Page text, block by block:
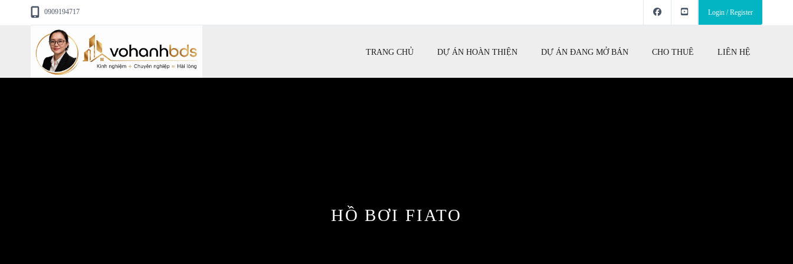
0909194717 Login / Register
TRANG CHỦ DỰ ÁN HOÀN THIỆN DỰ ÁN ĐANG MỞ BÁN CHO THUÊ LIÊN HỆ
HỒ BƠI FIATO